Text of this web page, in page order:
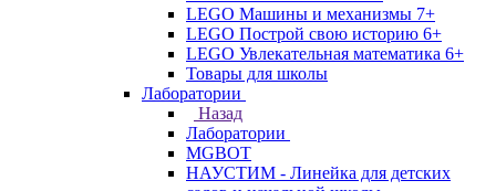
LEGO Машины и механизмы 7+
LEGO Построй свою историю 6+
LEGO Увлекательная математика 6+
Товары для школы
Лаборатории
Назад
Лаборатории
MGBOT
НАУСТИМ - Линейка для детских